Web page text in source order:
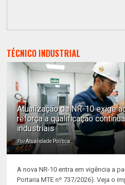
TÉCNICO INDUSTRIAL
Atualização da NR-10 exige
reforça a qualificação
industriais
PorAtualidade Política
A nova NR-10 entra em vigência a
Portaria MTE nº 737/2026). Veja o